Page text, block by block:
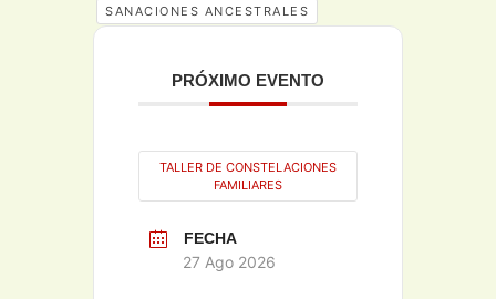
SANACIONES ANCESTRALES
PRÓXIMO EVENTO
TALLER DE CONSTELACIONES
FAMILIARES
FECHA
27 Ago 2026